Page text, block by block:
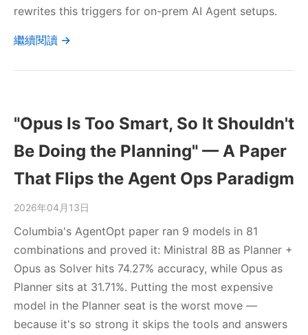
rewrites this triggers for on-prem AI Agent setups.
繼續閱讀 →
"Opus Is Too Smart, So It Shouldn't
Be Doing the Planning" — A Paper
That Flips the Agent Ops Paradigm
2026年04月13日
Columbia's AgentOpt paper ran 9 models in 81
combinations and proved it: Ministral 8B as Planner +
Opus as Solver hits 74.27% accuracy, while Opus as
Planner sits at 31.71%. Putting the most expensive
model in the Planner seat is the worst move —
because it's so strong it skips the tools and answers